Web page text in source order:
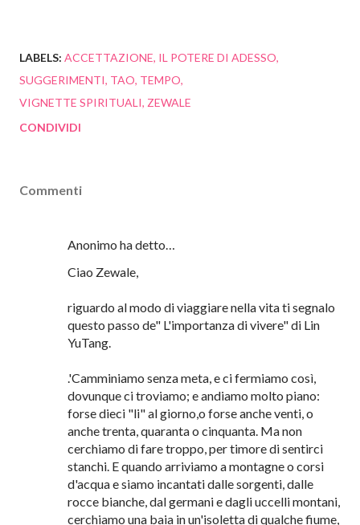
SUGGERIMENTI
CONDIVIDI
Commenti
Ciao Zewale,
riguardo al modo di viaggiare nella vita ti segnalo
questo passo de" L'importanza di vivere" di Lin
YuTang.
.'Camminiamo senza meta, e ci fermiamo così,
dovunque ci troviamo; e andiamo molto piano: